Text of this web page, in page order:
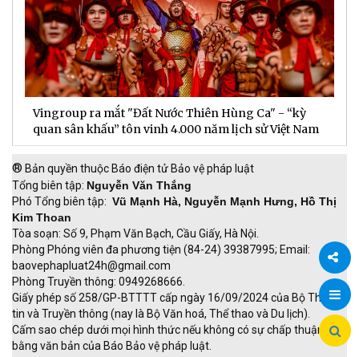
Chia
Vingroup ra mắt "Đất Nước Thiên Hùng Ca" - “kỳ
quan sân khấu” tôn vinh 4.000 năm lịch sử Việt Nam
® Bản quyền thuộc Báo điện tử Bảo vệ pháp luật
Tổng biên tập: Nguyễn Văn Thắng
Phó Tổng biên tập: Vũ Mạnh Hà, Nguyễn Mạnh Hưng, Hồ Thị
Kim Thoan
Tòa soạn: Số 9, Phạm Văn Bạch, Cầu Giấy, Hà Nội.
Phòng Phóng viên đa phương tiện (84-24) 39387995; Email:
baovephapluat24h@gmail.com
Phòng Truyền thông: 0949268666.
Giấy phép số 258/GP-BTTTT cấp ngày 16/09/2024 của Bộ Thông
tin và Truyền thông (nay là Bộ Văn hoá, Thể thao và Du lịch).
Cấm sao chép dưới mọi hình thức nếu không có sự chấp thuận
bằng văn bản của Báo Bảo vệ pháp luật.